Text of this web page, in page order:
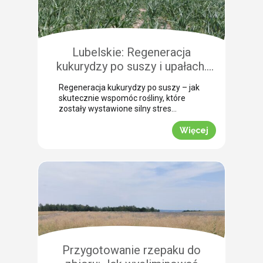
skupiamy się na najważniejszych
niuansach agrotechnicznych.
Pokazujemy, na co warto zwrócić
Lubelskie: Regeneracja
kukurydzy po suszy i upałach.
Zobacz rekomendacje z pola!
Regeneracja kukurydzy po suszy – jak
skutecznie wspomóc rośliny, które
zostały wystawione silny stres
termiczny? Jak informuje nasz ekspert
Leszek Konior, kluczem jest szybka
reakcja i wykorzystanie momentu, gdy
przeprowadzona w powiecie
Odpowiednio dobrana strategia
pozwala roślinom odbudować kondycję
fizjologiczną. Pozwijane […]
Więcej
Przygotowanie rzepaku do